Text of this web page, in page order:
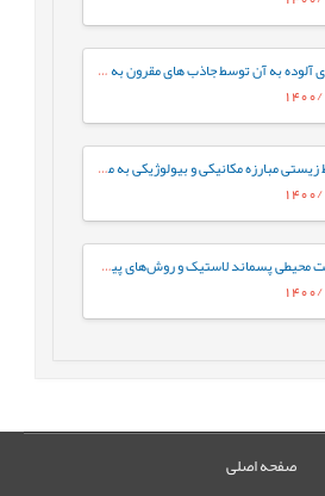
حذف نفت از آب‌های آلوده به آن توسط جاذب های مقرون به صرفه
بررسی اثرات محیط زیستی مبارزه مکانیکی و بیولوژیکی به منظور کنترل بیوماس گیاهان آبزی تالاب انزلی (مطالعه موردی: تالاب غرب)
بررسی اثرات زیست محیطی پسماند لاستیک و روش‌های پیشنهادی در مدیریت این نوع پسماندها
صفحه اصلی